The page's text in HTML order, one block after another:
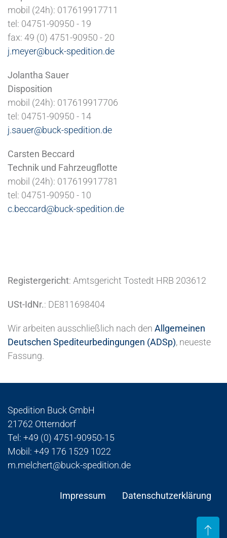
mobil (24h): 017619917711
tel: 04751-90950 - 19
fax: 49 (0) 4751-90950 - 20
j.meyer@buck-spedition.de
Jolantha Sauer
Disposition
mobil (24h): 017619917706
tel: 04751-90950 - 14
j.sauer@buck-spedition.de
Carsten Beccard
Technik und Fahrzeugflotte
mobil (24h): 017619917781
tel: 04751-90950 - 10
c.beccard@buck-spedition.de
Registergericht: Amtsgericht Tostedt HRB 203612
USt-IdNr.: DE811698404
Wir arbeiten ausschließlich nach den Allgemeinen
Deutschen Spediteurbedingungen (ADSp), neueste
Fassung.
Spedition Buck GmbH
21762 Otterndorf
Tel: +49 (0) 4751-90950-15
Mobil: +49 176 1529 1022
m.melchert@buck-spedition.de
Impressum Datenschutzerklärung